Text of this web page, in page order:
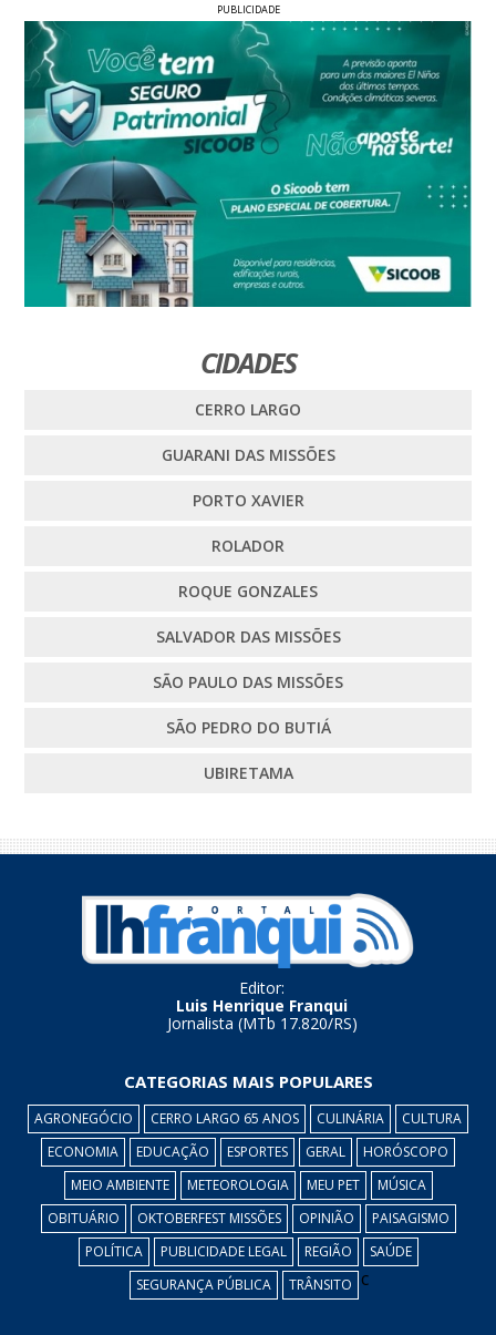
PUBLICIDADE
CIDADES
CERRO LARGO
GUARANI DAS MISSÕES
PORTO XAVIER
ROLADOR
ROQUE GONZALES
SALVADOR DAS MISSÕES
SÃO PAULO DAS MISSÕES
SÃO PEDRO DO BUTIÁ
UBIRETAMA
Editor:
Luis Henrique Franqui
Jornalista (MTb 17.820/RS)
CATEGORIAS MAIS POPULARES
AGRONEGÓCIO CERRO LARGO 65 ANOS CULINÁRIA
CULTURA
ECONOMIA
EDUCAÇÃO ESPORTES GERAL
HORÓSCOPO
MEIO AMBIENTE
METEOROLOGIA MEU PET
MÚSICA
OBITUÁRIO
OKTOBERFEST MISSÕES OPINIÃO
PAISAGISMO
POLÍTICA
PUBLICIDADE LEGAL REGIÃO
SAÚDE
SEGURANÇA PÚBLICA
TRÂNSITO c